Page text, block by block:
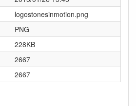
logostonesinmotion.png
PNG
228KB
2667
2667